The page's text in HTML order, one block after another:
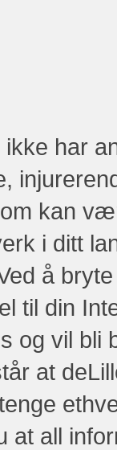
har
kan
i ditt
å
til din
og vil bli
at
at all